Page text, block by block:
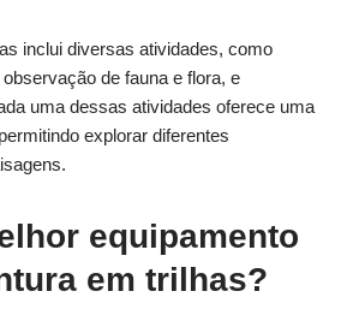
inclui diversas atividades, como
de fauna e flora, e
uma dessas atividades oferece uma
explorar diferentes
equipamento
em trilhas?